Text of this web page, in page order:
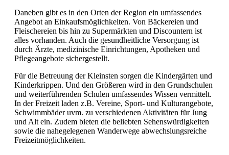
Daneben gibt es in den Orten der Region ein umfassendes
Angebot an Einkaufsmöglichkeiten. Von Bäckereien und
Fleischereien bis hin zu Supermärkten und Discountern ist
alles vorhanden. Auch die gesundheitliche Versorgung ist
durch Ärzte, medizinische Einrichtungen, Apotheken und
Pflegeangebote sichergestellt.
Für die Betreuung der Kleinsten sorgen die Kindergärten und
Kinderkrippen. Und den Größeren wird in den Grundschulen
und weiterführenden Schulen umfassendes Wissen vermittelt.
In der Freizeit laden z.B. Vereine, Sport- und Kulturangebote,
Schwimmbäder uvm. zu verschiedenen Aktivitäten für Jung
und Alt ein. Zudem bieten die beliebten Sehenswürdigkeiten
sowie die nahegelegenen Wanderwege abwechslungsreiche
Freizeitmöglichkeiten.